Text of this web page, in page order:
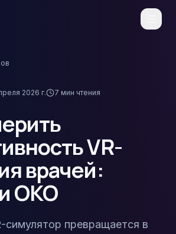
2026 г. 7 мин чтения
VR-
врачей:
ОКО
симулятор превращается в